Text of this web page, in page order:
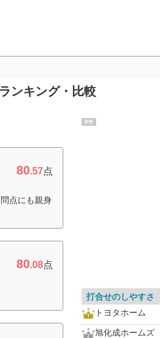
ンキング・比較
80.57点
点にも親身
80.08点
PR
打合せのしやすさ
トヨタホーム
旭化成ホームズ